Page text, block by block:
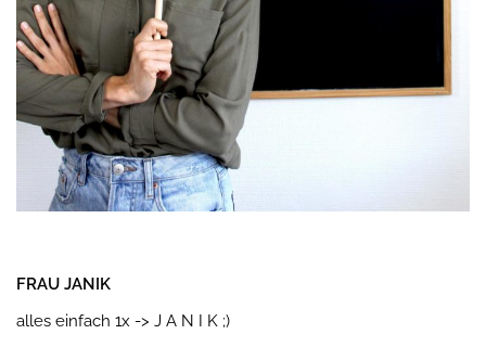
FRAU JANIK
alles einfach 1x -> J A N I K ;)